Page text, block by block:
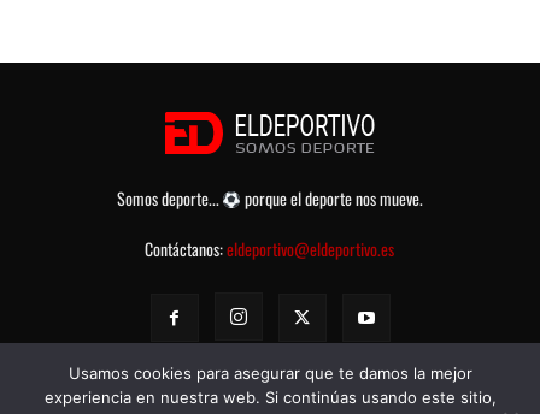
Somos deporte...
porque el deporte nos mueve.
Contáctanos:eldeportivo@eldeportivo.es
Usamos cookies para asegurar que te damos la mejor
experiencia en nuestra web. Si continúas usando este sitio,